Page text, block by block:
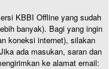
KBBI Offline yang sudah
banyak). Bagi yang ingin
koneksi internet), silakan
ada masukan, saran dan
ke alamat email: